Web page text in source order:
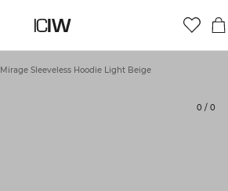
Mirage Sleeveless Hoodie Light Beige
0 / 0